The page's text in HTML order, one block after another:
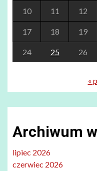
10 11 12
17 18 19
24 25 26
«
Archiwum
lipiec 2026
czerwiec 2026